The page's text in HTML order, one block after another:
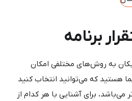
برنامه
به روش‌های مختلفی امکان
هستید که می‌توانید انتخاب کنید
برای آشنایی با هر کدام از